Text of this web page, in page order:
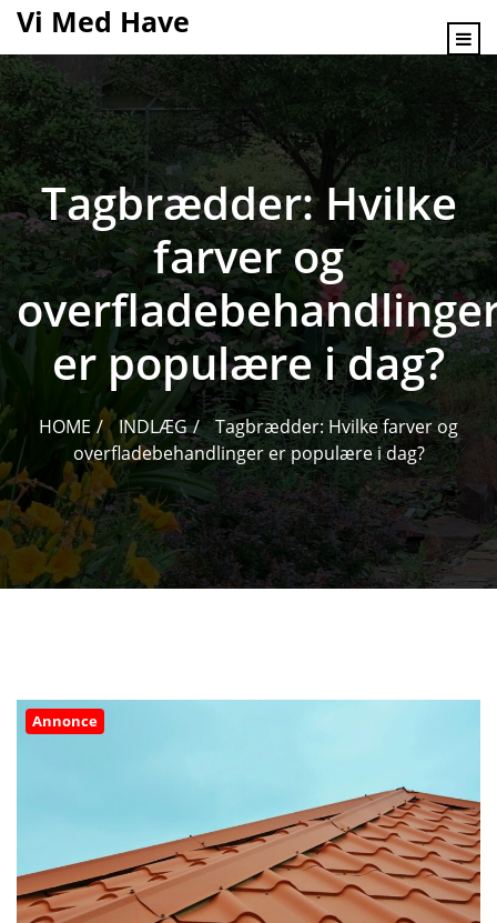
content
Vi Med Have
Tagbrædder: Hvilke
farver og
er populære i dag?
HOME INDLÆG
Tagbrædder: Hvilke farver og
overfladebehandlinger er populære i dag?
Annonce